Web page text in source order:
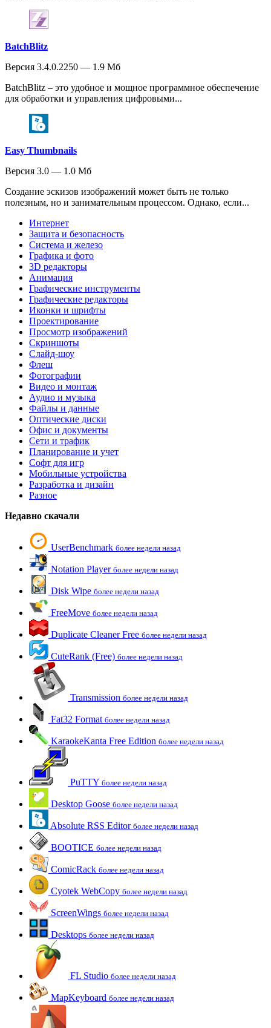
BatchBlitz
Версия 3.4.0.2250 — 1.9 Мб
BatchBlitz – это удобное и мощное программное обеспечение
для обработки и управления цифровыми...
Easy Thumbnails
Версия 3.0 — 1.0 Мб
Создание эскизов изображений может быть не только
полезным, но и занимательным процессом. Однако, если...
Интернет
Защита и безопасность
Система и железо
Графика и фото
3D редакторы
Анимация
Графические инструменты
Графические редакторы
Иконки и шрифты
Проектирование
Просмотр изображений
Скриншоты
Слайд-шоу
Флеш
Фотографии
Видео и монтаж
Аудио и музыка
Файлы и данные
Оптические диски
Офис и документы
Сети и трафик
Планирование и учет
Софт для игр
Мобильные устройства
Разработка и дизайн
Разное
Недавно скачали
UserBenchmark более недели назад
Notation Player более недели назад
Disk Wipe более недели назад
FreeMove более недели назад
Duplicate Cleaner Free более недели назад
CuteRank (Free) более недели назад
Transmission более недели назад
Fat32 Format более недели назад
KaraokeKanta Free Edition более недели назад
PuTTY более недели назад
Desktop Goose более недели назад
Absolute RSS Editor более недели назад
BOOTICE более недели назад
ComicRack более недели назад
Cyotek WebCopy более недели назад
ScreenWings более недели назад
Desktops более недели назад
FL Studio более недели назад
MapKeyboard более недели назад